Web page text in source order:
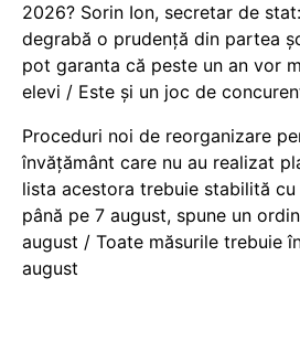
2026? Sorin Ion, secretar de
degrabă o prudență din partea
pot garanta că peste un an vor
elevi / Este și un joc de
Proceduri noi de reorganizare
învățământ care nu au realizat
lista acestora trebuie stabilită
până pe 7 august, spune un
august / Toate măsurile trebuie
august